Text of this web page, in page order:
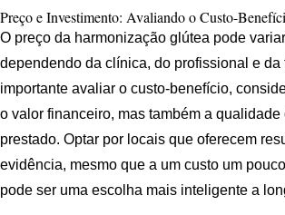
Preço e Investimento: Avaliando o Custo-
O preço da harmonização glútea pode
dependendo da clínica, do profissional e da
importante avaliar o custo-benefício,
o valor financeiro, mas também a qualidade
prestado. Optar por locais que oferecem
evidência, mesmo que a um custo um
pode ser uma escolha mais inteligente a